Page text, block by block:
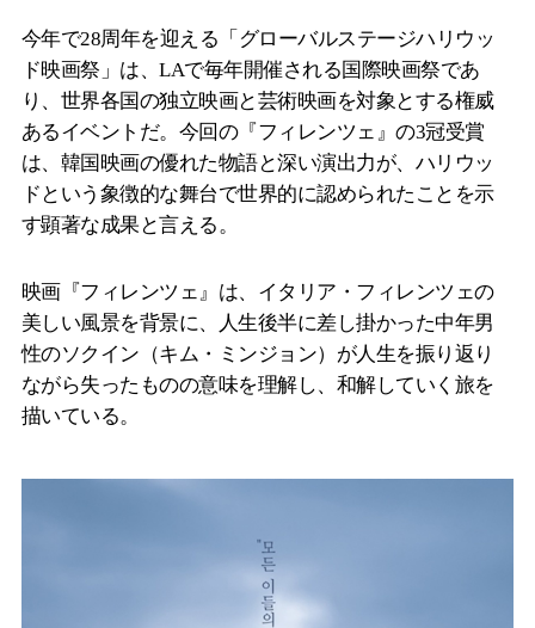
今年で28周年を迎える「グローバルステージハリウッ
ド映画祭」は、LAで毎年開催される国際映画祭であ
り、世界各国の独立映画と芸術映画を対象とする権威
あるイベントだ。今回の『フィレンツェ』の3冠受賞
は、韓国映画の優れた物語と深い演出力が、ハリウッ
ドという象徴的な舞台で世界的に認められたことを示
す顕著な成果と言える。
映画『フィレンツェ』は、イタリア・フィレンツェの
美しい風景を背景に、人生後半に差し掛かった中年男
性のソクイン（キム・ミンジョン）が人生を振り返り
ながら失ったものの意味を理解し、和解していく旅を
描いている。